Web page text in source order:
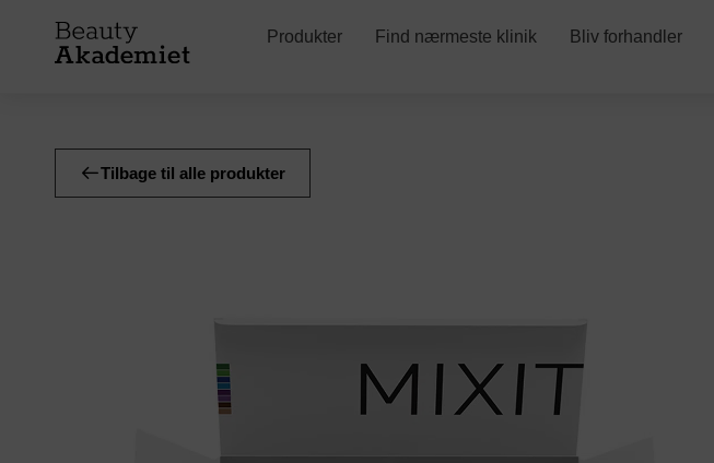
Produkter Find nærmeste klinik Bliv forhandler
Tilbage til alle produkter